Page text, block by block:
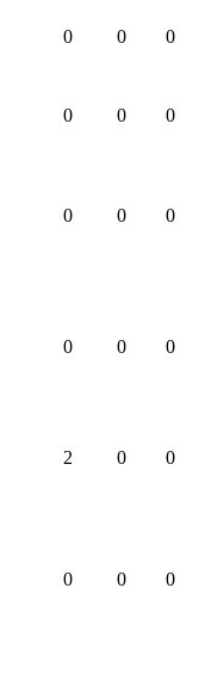
0 0 0
0 0 0
0 0 0
0 0 0
2 0 0
0 0 0